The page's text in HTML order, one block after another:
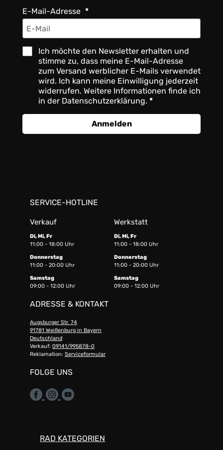
E-Mail-Adresse
Ich möchte den Newsletter erhalten und
stimme zu, dass meine E-Mail-Adresse
zum Versand werblicher E-Mails verwendet
wird. Ich kann meine Einwilligung jederzeit
widerrufen. Weitere Informationen finde ich
in der Datenschutzerklärung.
Anmelden
SERVICE-HOTLINE
Verkauf Werkstatt
Di, Mi, Fr
11:00 - 18:00 Uhr
Di, Mi, Fr
11:00 - 18:00 Uhr
Donnerstag
11:00 - 20:00 Uhr
Donnerstag
11:00 - 20:00 Uhr
Samstag
09:00 - 12:00 Uhr
Samstag
09:00 - 12:00 Uhr
ADRESSE & KONTAKT
Augsburger Str. 74
91781 Weißenburg in Bayern
Deutschland
Verkauf: 09141/995878-0
Reklamation: Serviceformular
FOLGE UNS
RAD KATEGORIEN